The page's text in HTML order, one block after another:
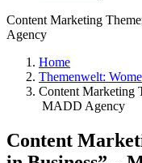
Content Marketing
Agency
Home
Themenwelt:
Content Marketing
MADD Agency
Content